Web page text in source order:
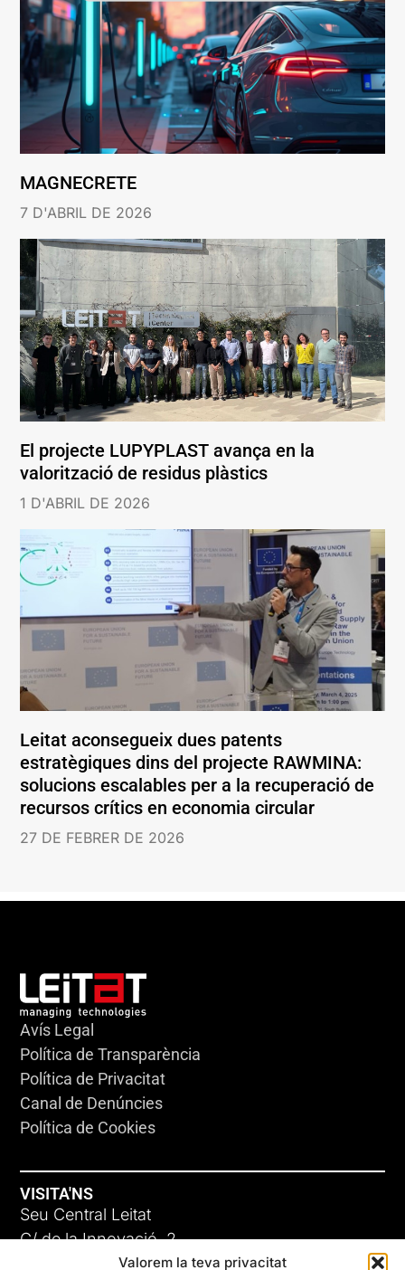
Valorem la teva privacitat
MAGNECRETE
7 D'ABRIL DE 2026
El projecte LUPYPLAST avança en la
valorització de residus plàstics
1 D'ABRIL DE 2026
Leitat aconsegueix dues patents
estratègiques dins del projecte RAWMINA:
solucions escalables per a la recuperació de
recursos crítics en economia circular
27 DE FEBRER DE 2026
Avís Legal
Política de Transparència
Política de Privacitat
Canal de Denúncies
Política de Cookies
VISITA'NS
Seu Central Leitat
C/ de la Innovació, 2
08225 Terrassa, (Barcelona)